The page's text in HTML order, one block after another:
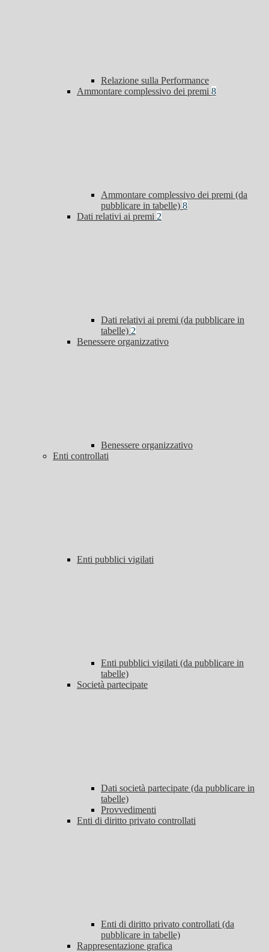
Relazione sulla Performance
Ammontare complessivo dei premi 8
Ammontare complessivo dei premi (da
pubblicare in tabelle) 8
Dati relativi ai premi 2
Dati relativi ai premi (da pubblicare in
tabelle) 2
Benessere organizzativo
Benessere organizzativo
Enti controllati
Enti pubblici vigilati
Enti pubblici vigilati (da pubblicare in
tabelle)
Società partecipate
Dati società partecipate (da pubblicare in
tabelle)
Provvedimenti
Enti di diritto privato controllati
Enti di diritto privato controllati (da
pubblicare in tabelle)
Rappresentazione grafica